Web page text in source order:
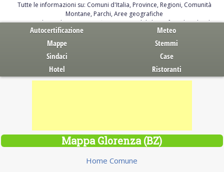
Tutte le informazioni su: Comuni d'Italia, Province, Regioni, Comunità
Montane, Parchi, Aree geografiche
Servizi al Cittadino. Autocertificazione, moduli, leggi, free download
Autocertificazione
Meteo
Mappe
Stemmi
Sindaci
Case
Hotel
Ristoranti
Mappa Glorenza (BZ)
Home Comune